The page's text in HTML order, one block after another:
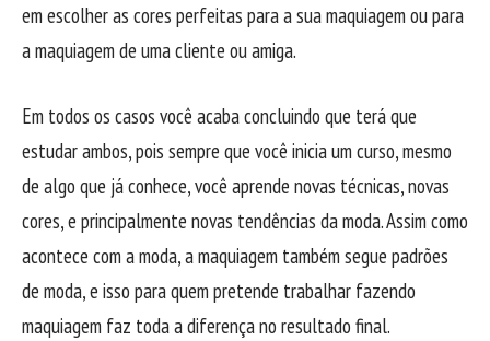
em escolher as cores perfeitas para a sua maquiagem ou para
a maquiagem de uma cliente ou amiga.
Em todos os casos você acaba concluindo que terá que
estudar ambos, pois sempre que você inicia um curso, mesmo
de algo que já conhece, você aprende novas técnicas, novas
cores, e principalmente novas tendências da moda. Assim como
acontece com a moda, a maquiagem também segue padrões
de moda, e isso para quem pretende trabalhar fazendo
maquiagem faz toda a diferença no resultado final.